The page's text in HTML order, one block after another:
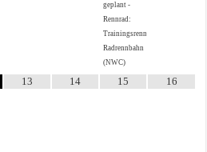
geplant -
Rennrad:
Trainingsrennen
Radrennbahn
(NWC)
13 14 15 16